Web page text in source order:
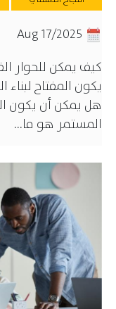
كيف يمكن للحوار
يكون المفتاح
هل يمكن أن يكون
المستمر هو ما...